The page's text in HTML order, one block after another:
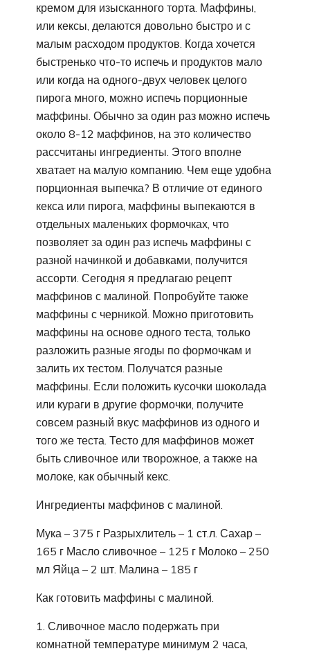
кремом для изысканного торта. Маффины,
или кексы, делаются довольно быстро и с
малым расходом продуктов. Когда хочется
быстренько что-то испечь и продуктов мало
или когда на одного-двух человек целого
пирога много, можно испечь порционные
маффины. Обычно за один раз можно испечь
около 8-12 маффинов, на это количество
рассчитаны ингредиенты. Этого вполне
хватает на малую компанию. Чем еще удобна
порционная выпечка? В отличие от единого
кекса или пирога, маффины выпекаются в
отдельных маленьких формочках, что
позволяет за один раз испечь маффины с
разной начинкой и добавками, получится
ассорти. Сегодня я предлагаю рецепт
маффинов с малиной. Попробуйте также
маффины с черникой. Можно приготовить
маффины на основе одного теста, только
разложить разные ягоды по формочкам и
залить их тестом. Получатся разные
маффины. Если положить кусочки шоколада
или кураги в другие формочки, получите
совсем разный вкус маффинов из одного и
того же теста. Тесто для маффинов может
быть сливочное или творожное, а также на
молоке, как обычный кекс.
Ингредиенты маффинов с малиной.
Мука – 375 г Разрыхлитель – 1 ст.л. Сахар –
165 г Масло сливочное – 125 г Молоко – 250
мл Яйца – 2 шт. Малина – 185 г
Как готовить маффины с малиной.
1. Сливочное масло подержать при
комнатной температуре минимум 2 часа,